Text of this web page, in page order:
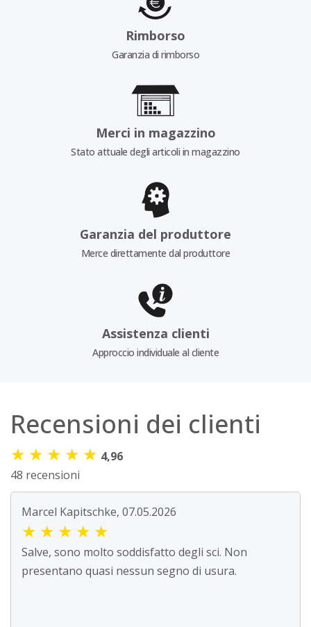
Rimborso
Garanzia di rimborso
Merci in magazzino
Stato attuale degli articoli in magazzino
Garanzia del produttore
Merce direttamente dal produttore
Assistenza clienti
Approccio individuale al cliente
Recensioni dei clienti
★ ★ ★ ★ ★ 4,96
48 recensioni
Marcel Kapitschke, 07.05.2026
★ ★ ★ ★ ★
Salve, sono molto soddisfatto degli sci. Non
presentano quasi nessun segno di usura.